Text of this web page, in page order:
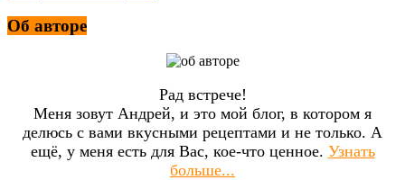
Об авторе
Рад встрече!
Меня зовут Андрей, и это мой блог, в котором я
делюсь с вами вкусными рецептами и не только. А
ещё, у меня есть для Вас, кое-что ценное. Узнать
больше...